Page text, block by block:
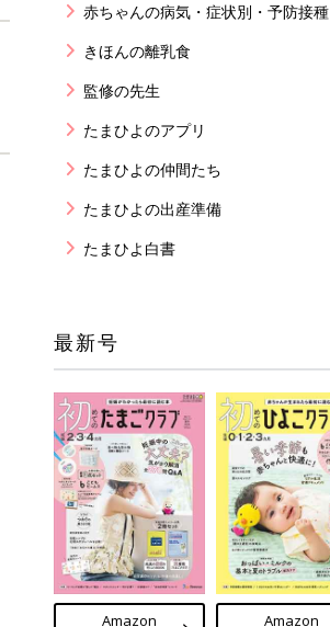
赤ちゃんの病気・症状別・予防接種
きほんの離乳食
監修の先生
たまひよのアプリ
たまひよの仲間たち
たまひよの出産準備
たまひよ白書
最新号
Amazon Amazon